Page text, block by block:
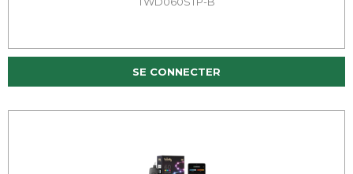
SE CONNECTER